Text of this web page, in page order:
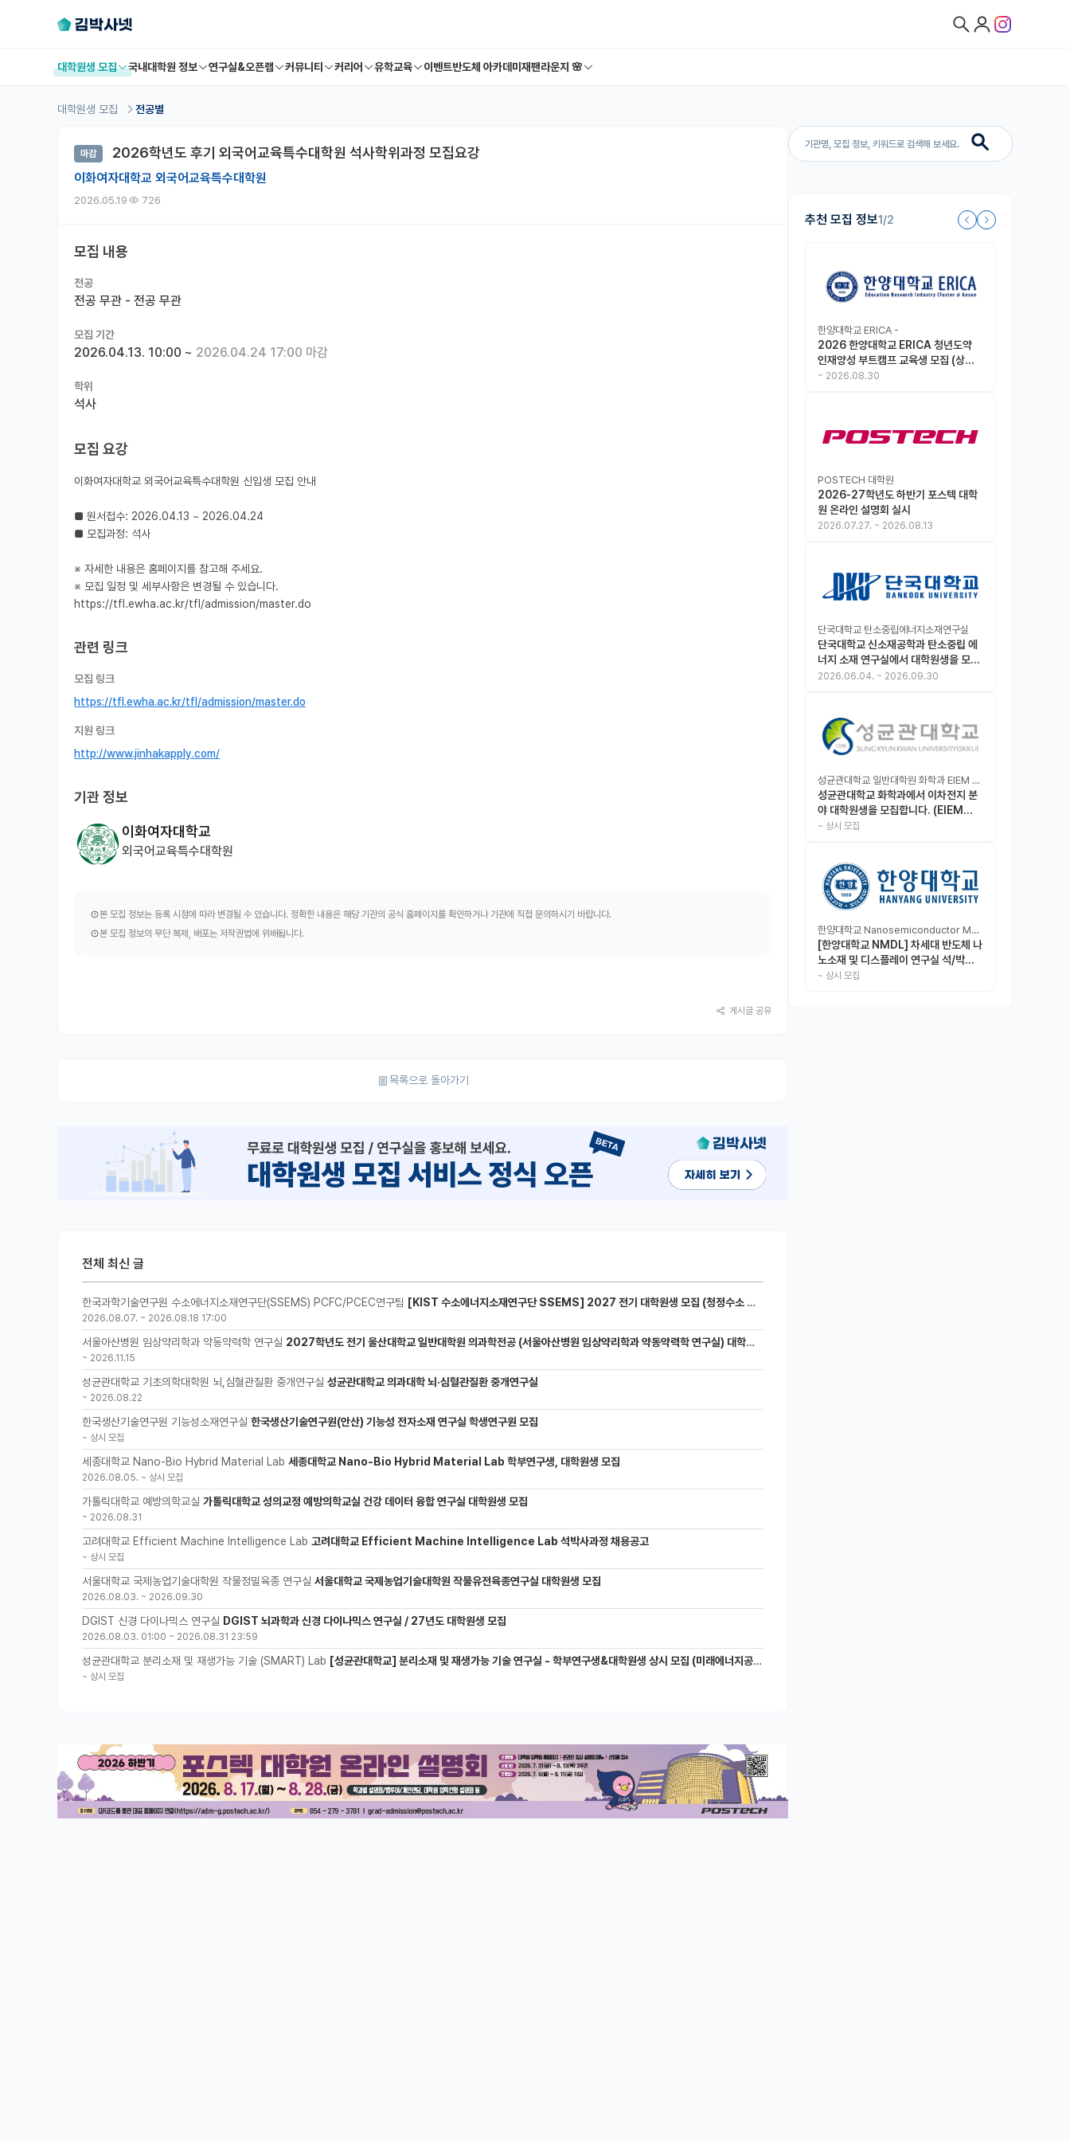
대학원생 모집 국내대학원 정보 연구실&오픈랩 커뮤니티 커리어 유학교육 이벤트반도체 아카데미 재팬라운지 🌸
대학원생 모집 전공별
추천 모집 정보1/2
한양대학교 ERICA -
2026 한양대학교 ERICA 청년도약
인재양성 부트캠프 교육생 모집 (상시
모집 중, 1차 마감 : ~8.30)
~ 2026.08.30
POSTECH 대학원
2026-27학년도 하반기 포스텍 대학
원 온라인 설명회 실시
2026.07.27. ~ 2026.08.13
단국대학교 탄소중립에너지소재연구실
단국대학교 신소재공학과 탄소중립 에
너지 소재 연구실에서 대학원생을 모집
합니다.
2026.06.04. ~ 2026.09.30
성균관대학교 일반대학원 화학과 EIEM Lab
성균관대학교 화학과에서 이차전지 분
야 대학원생을 모집합니다. (EIEM
Lab)
~ 상시 모집
한양대학교 Nanosemiconductor Materials & Display Laboratory
[한양대학교 NMDL] 차세대 반도체 나
노소재 및 디스플레이 연구실 석/박사/
인턴 모집
~ 상시 모집
마감 2026학년도 후기 외국어교육특수대학원 석사학위과정 모집요강
이화여자대학교 외국어교육특수대학원
2026.05.19 726
모집 내용
전공
전공 무관 - 전공 무관
모집 기간
2026.04.13. 10:00 ~ 2026.04.24 17:00 마감
학위
석사
모집 요강
이화여자대학교 외국어교육특수대학원 신입생 모집 안내
■ 원서접수: 2026.04.13 ~ 2026.04.24
■ 모집과정: 석사
※ 자세한 내용은 홈페이지를 참고해 주세요.
※ 모집 일정 및 세부사항은 변경될 수 있습니다.
https://tfl.ewha.ac.kr/tfl/admission/master.do
관련 링크
모집 링크
https://tfl.ewha.ac.kr/tfl/admission/master.do
지원 링크
http://www.jinhakapply.com/
기관 정보
이화여자대학교
외국어교육특수대학원
본 모집 정보는 등록 시점에 따라 변경될 수 있습니다. 정확한 내용은 해당 기관의 공식 홈페이지를 확인하거나 기관에 직접 문의하시기 바랍니다.
본 모집 정보의 무단 복제, 배포는 저작권법에 위배됩니다.
게시글 공유
목록으로 돌아가기
전체 최신 글
한국과학기술연구원 수소에너지소재연구단(SSEMS) PCFC/PCEC연구팀 [KIST 수소에너지소재연구단 SSEMS] 2027 전기 대학원생 모집 (청정수소 생산/활용을 위한 프로톤 세라믹 전지)
2026.08.07. ~ 2026.08.18 17:00
서울아산병원 임상약리학과 약동약력학 연구실 2027학년도 전기 울산대학교 일반대학원 의과학전공 (서울아산병원 임상약리학과 약동약력학 연구실) 대학원생 모집공고
~ 2026.11.15
성균관대학교 기초의학대학원 뇌,심혈관질환 중개연구실 성균관대학교 의과대학 뇌·심혈관질환 중개연구실
~ 2026.08.22
한국생산기술연구원 기능성소재연구실 한국생산기술연구원(안산) 기능성 전자소재 연구실 학생연구원 모집
~ 상시 모집
세종대학교 Nano-Bio Hybrid Material Lab 세종대학교 Nano-Bio Hybrid Material Lab 학부연구생, 대학원생 모집
2026.08.05. ~ 상시 모집
가톨릭대학교 예방의학교실 가톨릭대학교 성의교정 예방의학교실 건강 데이터 융합 연구실 대학원생 모집
~ 2026.08.31
고려대학교 Efficient Machine Intelligence Lab 고려대학교 Efficient Machine Intelligence Lab 석박사과정 채용공고
~ 상시 모집
서울대학교 국제농업기술대학원 작물정밀육종 연구실 서울대학교 국제농업기술대학원 작물유전육종연구실 대학원생 모집
2026.08.03. ~ 2026.09.30
DGIST 신경 다이나믹스 연구실 DGIST 뇌과학과 신경 다이나믹스 연구실 / 27년도 대학원생 모집
2026.08.03. 01:00 ~ 2026.08.31 23:59
성균관대학교 분리소재 및 재생가능 기술 (SMART) Lab [성균관대학교] 분리소재 및 재생가능 기술 연구실 - 학부연구생&대학원생 상시 모집 (미래에너지공학과)
~ 상시 모집